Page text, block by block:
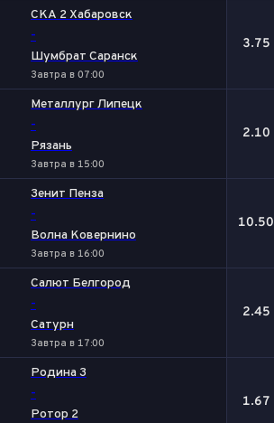
СКА 2 Хабаровск
-
Шумбрат Саранск
Завтра в 07:00
3.75
Металлург Липецк
-
Рязань
Завтра в 15:00
2.10
Зенит Пенза
-
Волна Ковернино
Завтра в 16:00
10.50
Салют Белгород
-
Сатурн
Завтра в 17:00
2.45
Родина 3
-
Ротор 2
1.67